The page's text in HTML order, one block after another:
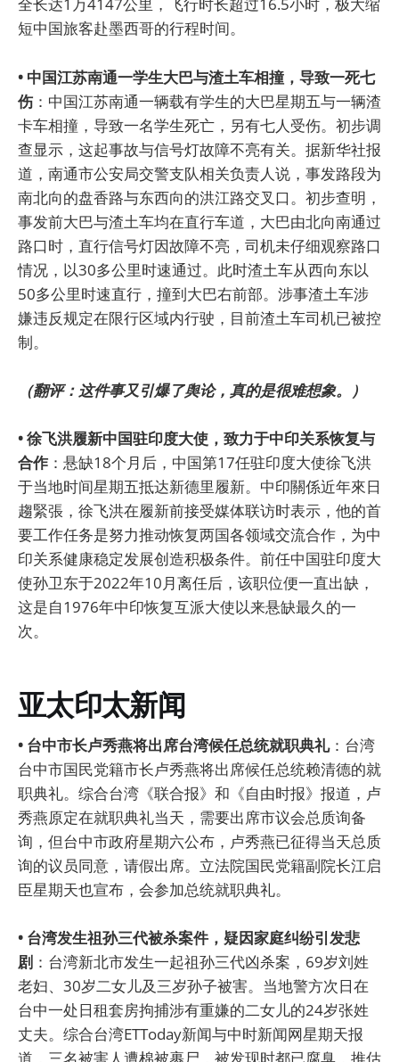
全长达1万4147公里，飞行时长超过16.5小时，极大缩
短中国旅客赴墨西哥的行程时间。
• 中国江苏南通一学生大巴与渣土车相撞，导致一死七
伤 ：中国江苏南通一辆载有学生的大巴星期五与一辆渣
卡车相撞，导致一名学生死亡，另有七人受伤。初步调
查显示，这起事故与信号灯故障不亮有关。据新华社报
道，南通市公安局交警支队相关负责人说，事发路段为
南北向的盘香路与东西向的洪江路交叉口。初步查明，
事发前大巴与渣土车均在直行车道，大巴由北向南通过
路口时，直行信号灯因故障不亮，司机未仔细观察路口
情况，以30多公里时速通过。此时渣土车从西向东以
50多公里时速直行，撞到大巴右前部。涉事渣土车涉
嫌违反规定在限行区域内行驶，目前渣土车司机已被控
制。
（翻评：这件事又引爆了舆论，真的是很难想象。）
• 徐飞洪履新中国驻印度大使，致力于中印关系恢复与
合作 ：悬缺18个月后，中国第17任驻印度大使徐飞洪
于当地时间星期五抵达新德里履新。中印關係近年來日
趨緊張，徐飞洪在履新前接受媒体联访时表示，他的首
要工作任务是努力推动恢复两国各领域交流合作，为中
印关系健康稳定发展创造积极条件。前任中国驻印度大
使孙卫东于2022年10月离任后，该职位便一直出缺，
这是自1976年中印恢复互派大使以来悬缺最久的一
次。
亚太印太新闻
• 台中市长卢秀燕将出席台湾候任总统就职典礼：台湾
台中市国民党籍市长卢秀燕将出席候任总统赖清德的就
职典礼。综合台湾《联合报》和《自由时报》报道，卢
秀燕原定在就职典礼当天，需要出席市议会总质询备
询，但台中市政府星期六公布，卢秀燕已征得当天总质
询的议员同意，请假出席。立法院国民党籍副院长江启
臣星期天也宣布，会参加总统就职典礼。
• 台湾发生祖孙三代被杀案件，疑因家庭纠纷引发悲
剧 ：台湾新北市发生一起祖孙三代凶杀案，69岁刘姓
老妇、30岁二女儿及三岁孙子被害。当地警方次日在
台中一处日租套房拘捕涉有重嫌的二女儿的24岁张姓
丈夫。综合台湾ETToday新闻与中时新闻网星期天报
道，三名被害人遭棉被裹尸，被发现时都已腐臭，推估